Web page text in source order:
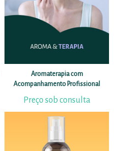
Aromaterapia com
Acompanhamento Profissional
Preço sob consulta